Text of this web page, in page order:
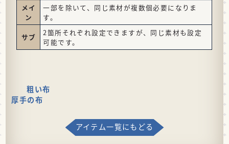
メイ
ン
一部を除いて、同じ素材が複数個必要になりま
す。
サブ
2箇所それぞれ設定できますが、同じ素材も設定
可能です。
粗い布
厚手の布
アイテム一覧にもどる